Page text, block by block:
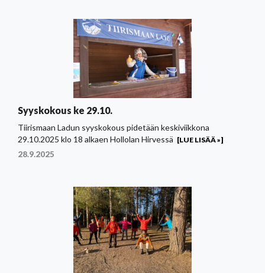
Syyskokous ke 29.10.
Tiirismaan Ladun syyskokous pidetään keskiviikkona
29.10.2025 klo 18 alkaen Hollolan Hirvessä [LUE LISÄÄ »]
28.9.2025